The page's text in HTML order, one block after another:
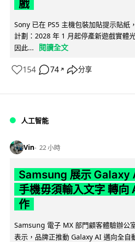
戲
Sony 已在 PS5 主機包裝加貼提示貼紙
計劃：2028 年 1 月起停產新遊戲實體
因此...
閱讀全文
154 74 ↗ 分享
人工智能
Vin 22 小時
Samsung 展示 Galaxy
手機毋須輸入文字 轉向
作
Samsung 電子 MX 部門顧客體驗辦公
表示，品牌正推動 Galaxy AI 邁向全自